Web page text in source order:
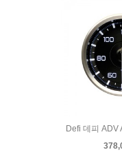
Defi 데피 ADV